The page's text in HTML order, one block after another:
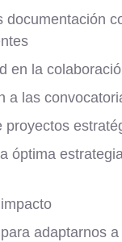
documentación
en la
a las
proyectos
óptima
adaptarnos